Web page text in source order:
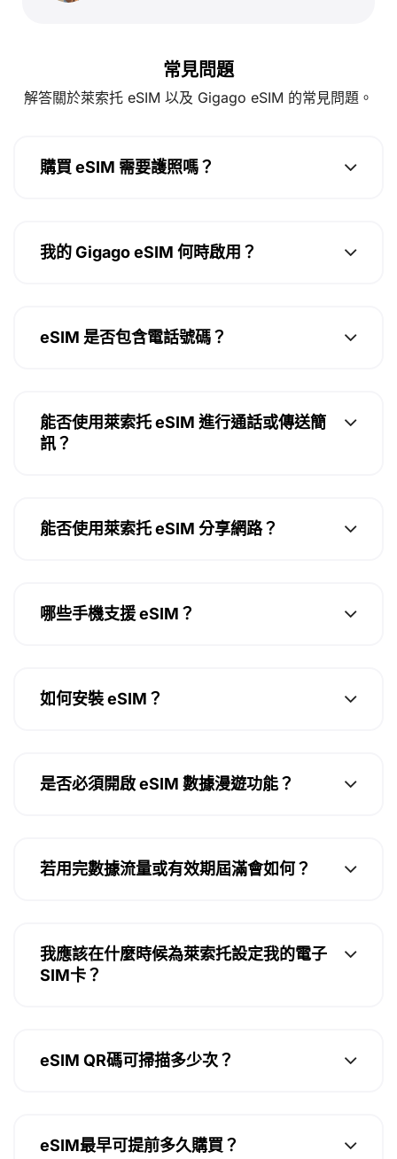
常見問題
解答關於萊索托 eSIM 以及 Gigago eSIM 的常見問題。
購買 eSIM 需要護照嗎？
我的 Gigago eSIM 何時啟用？
eSIM 是否包含電話號碼？
能否使用萊索托 eSIM 進行通話或傳送簡
訊？
能否使用萊索托 eSIM 分享網路？
哪些手機支援 eSIM？
如何安裝 eSIM？
是否必須開啟 eSIM 數據漫遊功能？
若用完數據流量或有效期屆滿會如何？
我應該在什麼時候為萊索托設定我的電子
SIM卡？
eSIM QR碼可掃描多少次？
eSIM最早可提前多久購買？